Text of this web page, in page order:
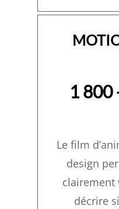
1 800
Le film
design
clairement
décrire